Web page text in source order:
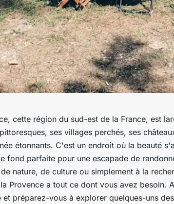
cette région du sud-est de la France, est
ses villages perchés, ses
étonnants. C'est un endroit où la beauté
fond parfaite pour une escapade de
nature, de culture ou simplement à la
Provence a tout ce dont vous avez besoin.
et préparez-vous à explorer quelques-uns